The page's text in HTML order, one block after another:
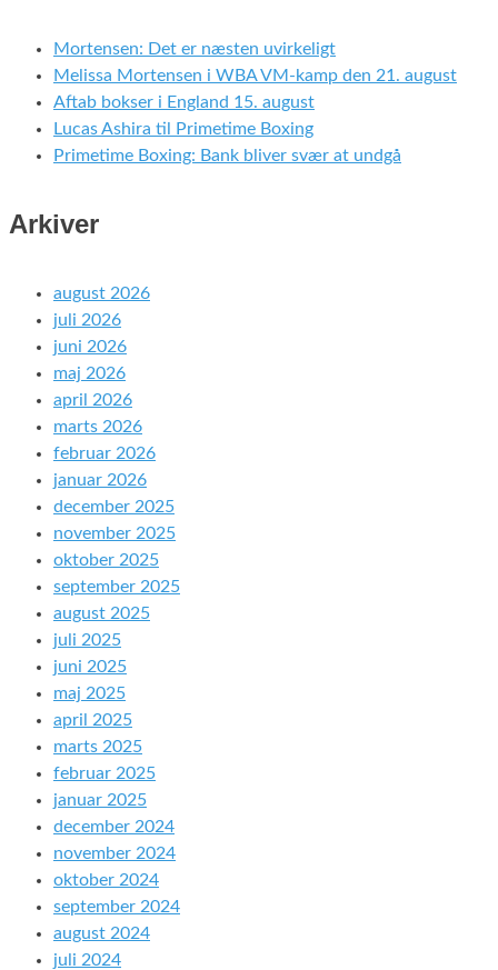
Mortensen: Det er næsten uvirkeligt
Melissa Mortensen i WBA VM-kamp den 21. august
Aftab bokser i England 15. august
Lucas Ashira til Primetime Boxing
Primetime Boxing: Bank bliver svær at undgå
Arkiver
august 2026
juli 2026
juni 2026
maj 2026
april 2026
marts 2026
februar 2026
januar 2026
december 2025
november 2025
oktober 2025
september 2025
august 2025
juli 2025
juni 2025
maj 2025
april 2025
marts 2025
februar 2025
januar 2025
december 2024
november 2024
oktober 2024
september 2024
august 2024
juli 2024